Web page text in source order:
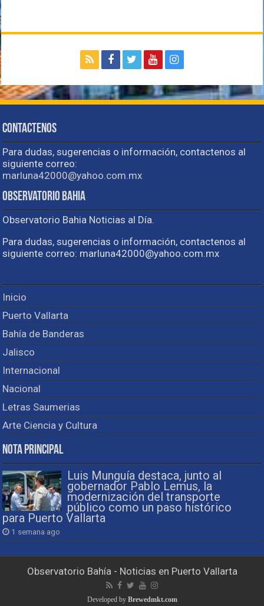
Contactenos
Para dudas, sugerencias o información, contactenos al
siguiente correo:
marluna42000@yahoo.com.mx
Observatorio Bahia
Observatorio Bahia Noticias al Día.
Para dudas, sugerencias o información, contactenos al
siguiente correo: marluna42000@yahoo.com.mx
Inicio
Puerto Vallarta
Bahía de Banderas
Jalisco
Internacional
Nacional
Letras Saumerias
Arte Ciencia y Cultura
Nota Principal
Luis Munguía destaca, junto al
gobernador Pablo Lemus, la
modernización del transporte
público como un paso histórico
para Puerto Vallarta
1 semana ago
Observatorio Bahía - Noticias en Puerto Vallarta
Developed by Brewedmkt.com